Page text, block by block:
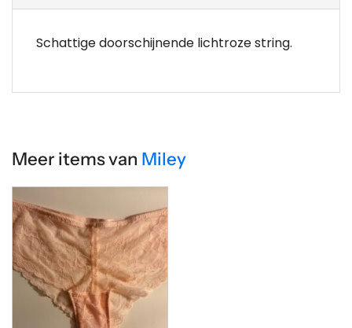
Schattige doorschijnende lichtroze string.
Meer items van Miley